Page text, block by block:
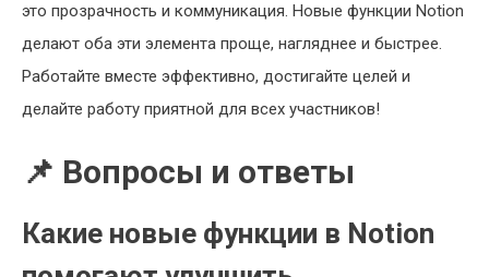
это прозрачность и коммуникация. Новые функции Notion
делают оба эти элемента проще, нагляднее и быстрее.
Работайте вместе эффективно, достигайте целей и
делайте работу приятной для всех участников!
📌 Вопросы и ответы
Какие новые функции в Notion